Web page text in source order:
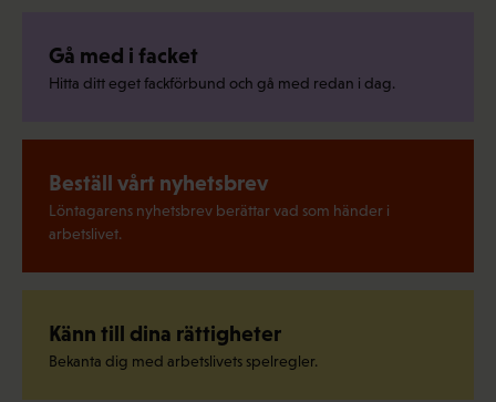
Gå med i facket
Hitta ditt eget fackförbund och gå med redan i dag.
Beställ vårt nyhetsbrev
Löntagarens nyhetsbrev berättar vad som händer i
arbetslivet.
Känn till dina rättigheter
Bekanta dig med arbetslivets spelregler.